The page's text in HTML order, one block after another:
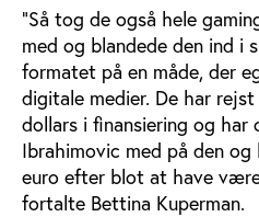
"Så tog de også hele
med og blandede den ind i
formatet på en måde, der
digitale medier. De har
dollars i finansiering og har
Ibrahimovic med på den
euro efter blot at have
fortalte Bettina Kuperman.